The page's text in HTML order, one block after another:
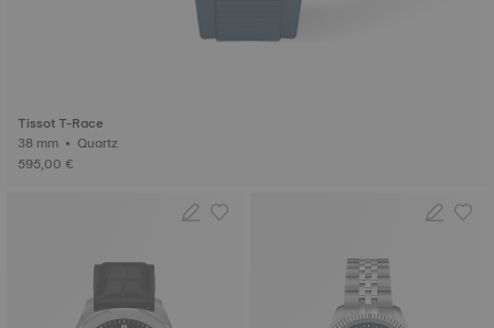
Tissot T-Race
38 mm • Quartz
595,00 €